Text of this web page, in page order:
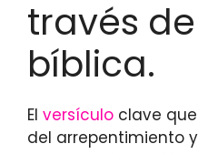
través
bíblica.
El versículo clave
del arrepentimiento